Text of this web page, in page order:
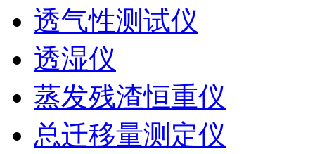
透气性测试仪
透湿仪
蒸发残渣恒重仪
总迁移量测定仪